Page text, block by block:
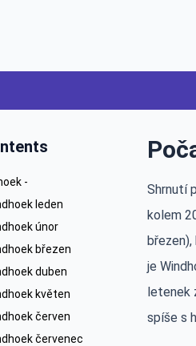
-
leden
únor
březen
duben
květen
červen
červenec
Shrnutí
kolem
je
letenek
spíše s